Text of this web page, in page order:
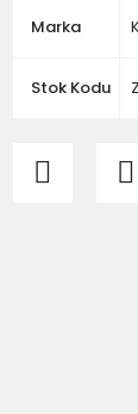
Marka
Stok Kodu